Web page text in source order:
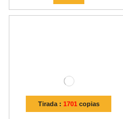
Tirada : 1701 copias